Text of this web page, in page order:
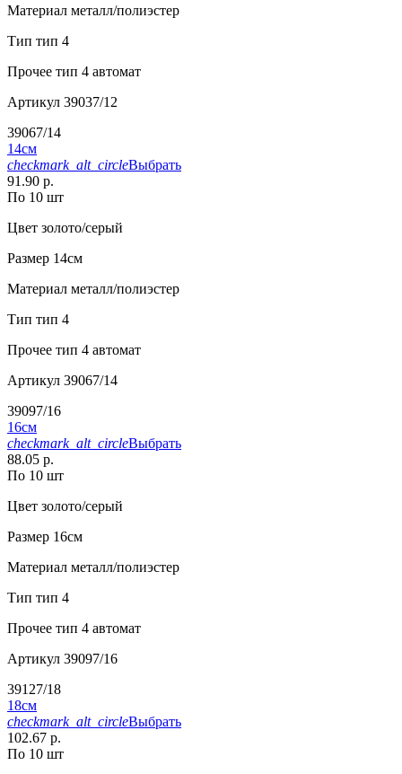
Материал металл/полиэстер
Тип тип 4
Прочее тип 4 автомат
Артикул 39037/12
39067/14
14см
checkmark_alt_circleВыбрать
91.90 р.
По 10 шт
Цвет золото/серый
Размер 14см
Материал металл/полиэстер
Тип тип 4
Прочее тип 4 автомат
Артикул 39067/14
39097/16
16см
checkmark_alt_circleВыбрать
88.05 р.
По 10 шт
Цвет золото/серый
Размер 16см
Материал металл/полиэстер
Тип тип 4
Прочее тип 4 автомат
Артикул 39097/16
39127/18
18см
checkmark_alt_circleВыбрать
102.67 р.
По 10 шт